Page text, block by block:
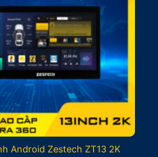
Android Zestech ZT13 2K